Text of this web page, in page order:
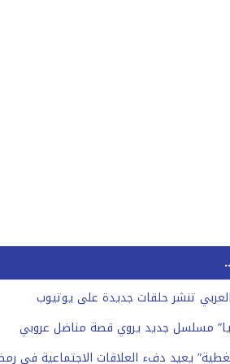
تنشر حلقات جديدة على يوتيوب
مسلسل جديد يروي قصة مناضل عروبي
يعيد دفء العلاقات الاجتماعية في رمضان